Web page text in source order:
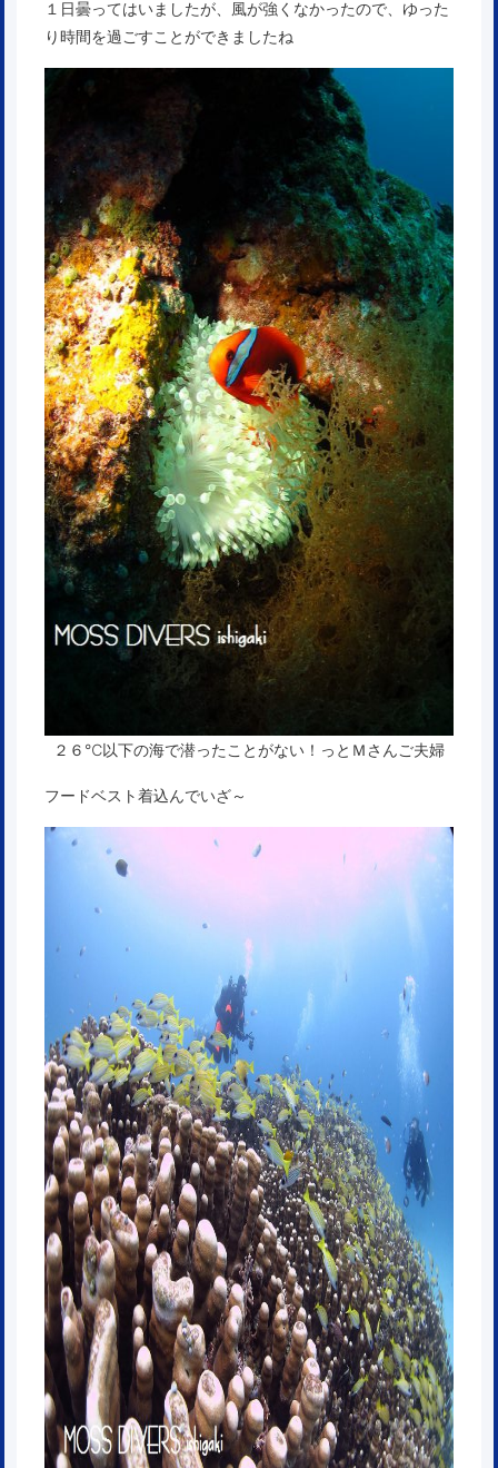
１日曇ってはいましたが、風が強くなかったので、ゆった
り時間を過ごすことができましたね
２６℃以下の海で潜ったことがない！っとＭさんご夫婦
フードベスト着込んでいざ～